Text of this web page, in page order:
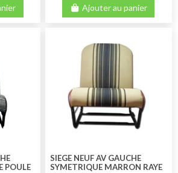
Ajouter au panier
POULE
SIEGE NEUF AV GAUCHE
SYMETRIQUE MARRON RAYE